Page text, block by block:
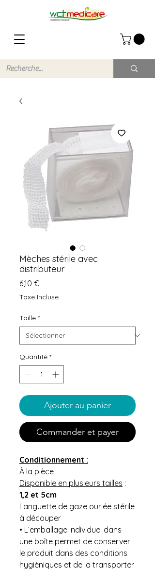
Mèches stérile avec
distributeur
6,10 €Prix
Taxe Incluse
Taille *
Quantité *
Ajouter au panier
Commander et payer
Conditionnement :
À la pièce
Disponible en plusieurs tailles :
1,2 et 5cm
Languette de gaze ourlée stérile
à découper
• L’emballage individuel dans
une boîte permet de conserver
le produit dans des conditions
hygièniques et de la transporter